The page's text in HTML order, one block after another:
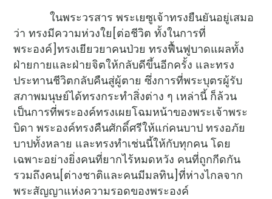
ในพระวรสาร พระเยซูเจ้าทรงยืนยันอยู่เสมอ
ว่า ทรงมีความห่วงใย[ต่อชีวิต ทั้งในการที่
พระองค์]ทรงเยียวยาคนป่วย ทรงฟื้นฟูบาดแผลทั้ง
ฝ่ายกายและฝ่ายจิตให้กลับดีขึ้นอีกครั้ง และทรง
ประทานชีวิตกลับคืนสู่ผู้ตาย ซึ่งการที่พระบุตรผู้รับ
สภาพมนุษย์ได้ทรงกระทำสิ่งต่าง ๆ เหล่านี้ ก็ล้วน
เป็นการที่พระองค์ทรงเผยโฉมหน้าของพระเจ้าพระ
บิดา พระองค์ทรงคืนศักดิ์ศรีให้แก่คนบาป ทรงอภัย
บาปทั้งหลาย และทรงทำเช่นนี้ให้กับทุกคน โดย
เฉพาะอย่างยิ่งคนที่ยากไร้หมดหวัง คนที่ถูกกีดกัน
รวมถึงคน[ต่างชาติและคนมีมลทิน]ที่ห่างไกลจาก
พระสัญญาแห่งความรอดของพระองค์